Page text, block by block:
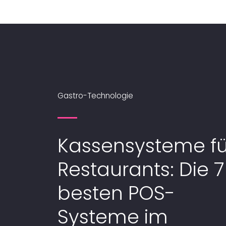
Gastro-Technologie
Kassensysteme
Restaurants: Die 7
besten POS-
Systeme im